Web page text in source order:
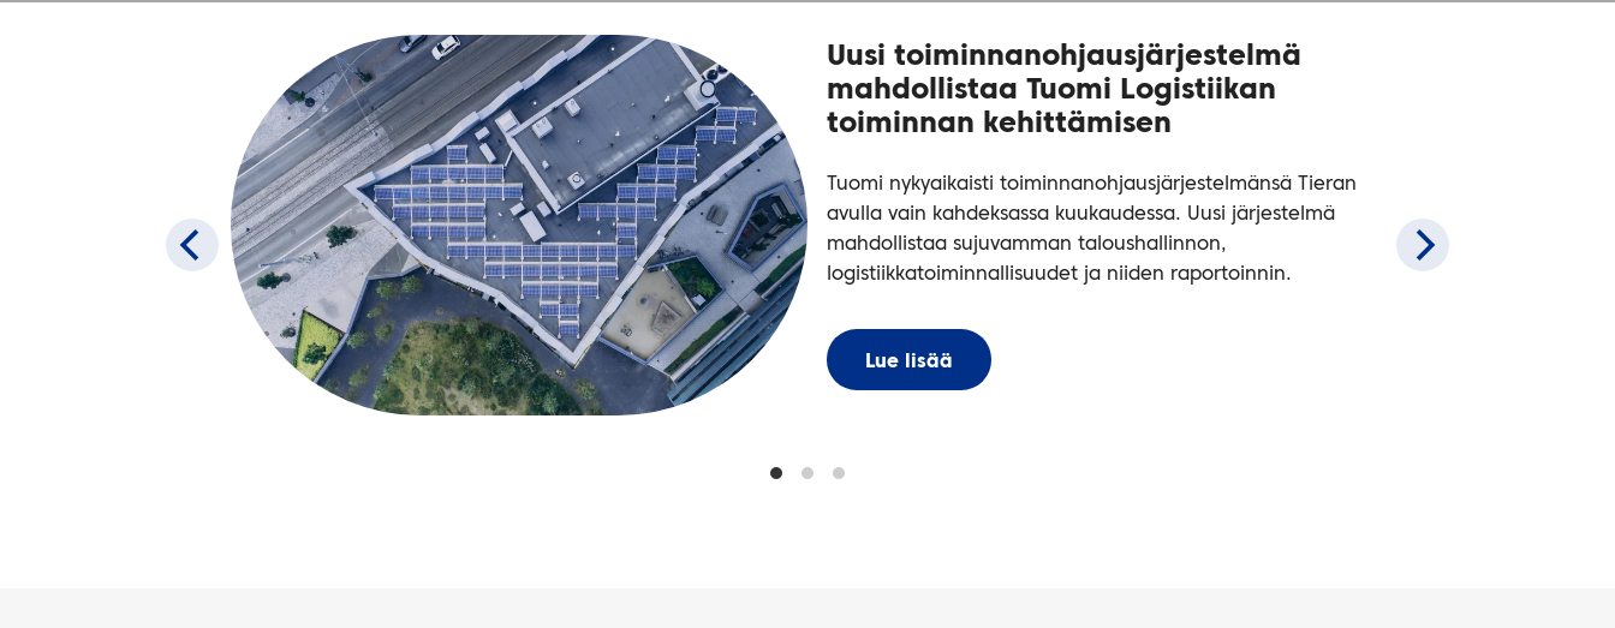
Uusi toiminnanohjausjärjestelmä
mahdollistaa Tuomi Logistiikan
toiminnan kehittämisen
Tuomi nykyaikaisti toiminnanohjausjärjestelmänsä Tieran
avulla vain kahdeksassa kuukaudessa. Uusi järjestelmä
mahdollistaa sujuvamman taloushallinnon,
logistiikkatoiminnallisuudet ja niiden raportoinnin.
Lue lisää